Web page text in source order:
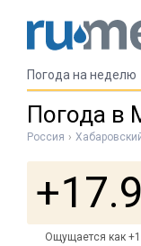
Погода на неделю
Погода
Россия
Ощущается как